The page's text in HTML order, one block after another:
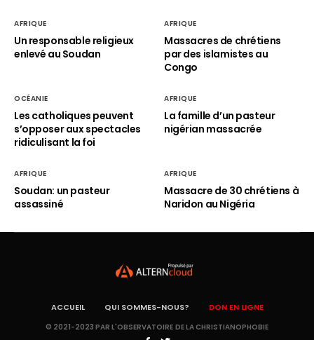
AFRIQUE
Un responsable religieux
enlevé au Soudan
AFRIQUE
Massacres de chrétiens
par des islamistes au
Congo
OCÉANIE
Les catholiques peuvent
s’opposer aux spectacles
ridiculisant la foi
AFRIQUE
La famille d’un pasteur
nigérian massacrée
AFRIQUE
Soudan: un pasteur
assassiné
AFRIQUE
Massacre de 30 chrétiens à
Naridon au Nigéria
ACCUEIL QUI SOMMES-NOUS? DON EN LIGNE
© 2021-2023 PAR L'OBSERVATOIRE DE LA CHRISTIANOPHOBIE